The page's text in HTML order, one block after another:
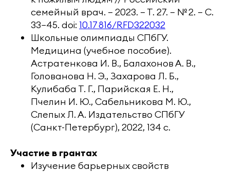
семейный врач. — 2023. — Т. 27. — № 2. — C.
33−45. doi: 10.17 816/RFD322032
Школьные олимпиады СПбГУ.
Медицина (учебное пособие).
Астратенкова И. В., Балахонов А. В.,
Голованова Н. Э., Захарова Л. Б.,
Кулибаба Т. Г., Парийская Е. Н.,
Пчелин И. Ю., Сабельникова М. Ю.,
Слепых Л. А. Издательство СПбГУ
(Санкт-Петербург), 2022, 134 с.
Участие в грантах
Изучение барьерных свойств